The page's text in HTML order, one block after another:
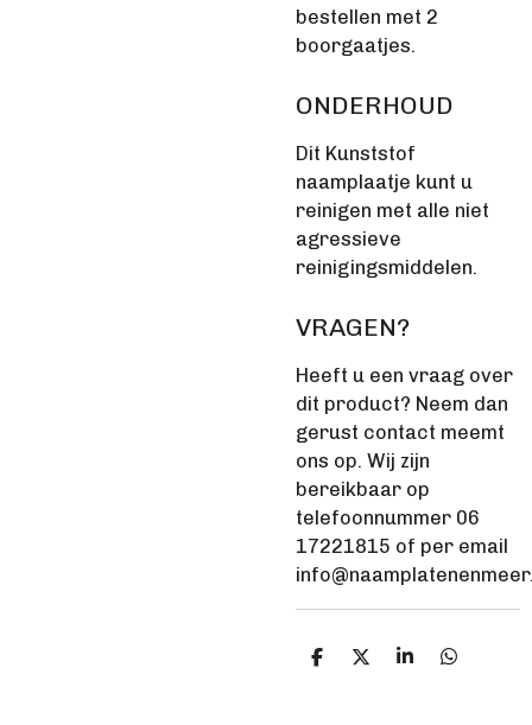
bestellen met 2
boorgaatjes.
ONDERHOUD
Dit Kunststof
naamplaatje kunt u
reinigen met alle niet
agressieve
reinigingsmiddelen.
VRAGEN?
Heeft u een vraag over
dit product? Neem dan
gerust contact meemt
ons op. Wij zijn
bereikbaar op
telefoonnummer 06
17221815 of per email
D
D
S
D